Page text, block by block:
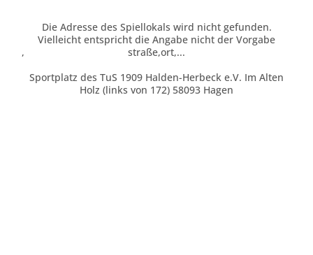
Die Adresse des Spiellokals wird nicht gefunden.
Vielleicht entspricht die Angabe nicht der Vorgabe
straße,ort,...
Sportplatz des TuS 1909 Halden-Herbeck e.V. Im Alten
Holz (links von 172) 58093 Hagen
,